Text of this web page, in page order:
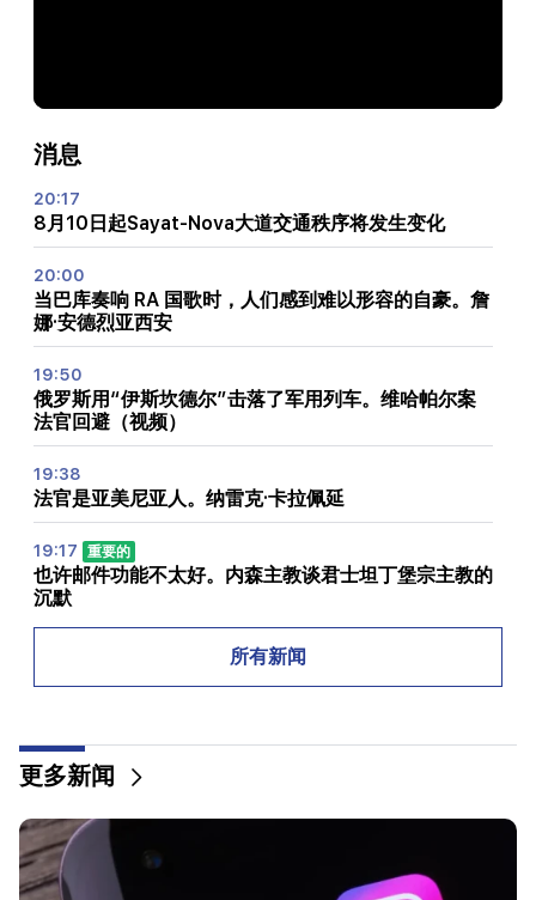
消息
20:17
8月10日起Sayat-Nova大道交通秩序将发生变化
20:00
当巴库奏响 RA 国歌时，人们感到难以形容的自豪。詹
娜·安德烈亚西安
19:50
俄罗斯用“伊斯坎德尔”击落了军用列车。维哈帕尔案
法官回避（视频）
19:38
法官是亚美尼亚人。纳雷克·卡拉佩延
19:17 重要的
也许邮件功能不太好。内森主教谈君士坦丁堡宗主教的
沉默
明沃迪暂停向亚美尼亚非法转移1600万卢布
Tatev社区前负责人Murad Simonyan将被没收400万
45.4万德拉姆
所有新闻
更多新闻